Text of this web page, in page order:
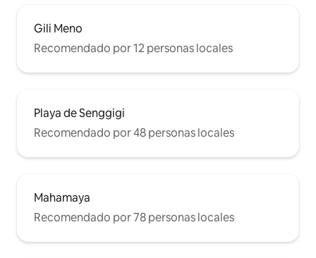
Gili Meno
Recomendado por 12 personas locales
Playa de Senggigi
Recomendado por 48 personas locales
Mahamaya
Recomendado por 78 personas locales